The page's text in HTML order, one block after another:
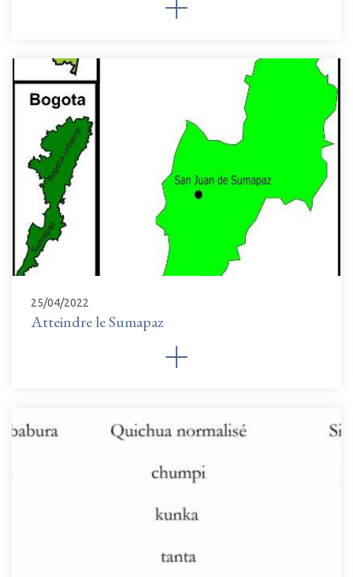
25/04/2022
Atteindre le Sumapaz